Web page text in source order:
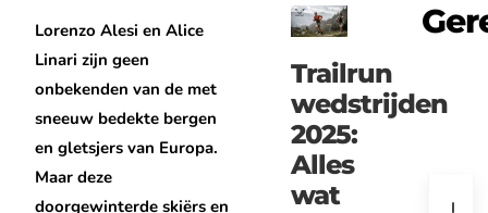
Lorenzo Alesi en Alice
Linari zijn geen
onbekenden van de met
sneeuw bedekte bergen
en gletsjers van Europa.
Maar deze
doorgewinterde skiërs en
Trailrun
wedstrijden
2025:
Alles
wat
I